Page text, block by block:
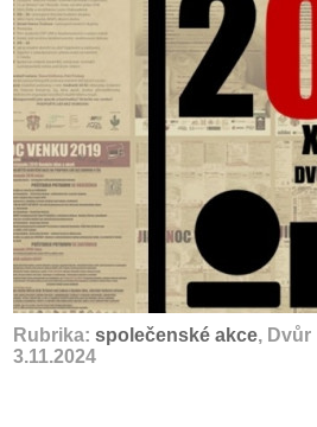
Rubrika: společenské akce, Dvůr
3.11.2024